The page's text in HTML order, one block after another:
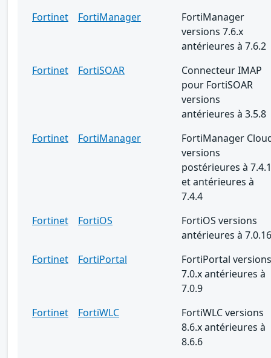
Fortinet
FortiManager
FortiManager
versions 7.6.x
antérieures à 7.6.2
Fortinet
FortiSOAR
Connecteur IMAP
pour FortiSOAR
versions
antérieures à 3.5.8
Fortinet
FortiManager
FortiManager
versions
postérieures à 7.4.1
et antérieures à
7.4.4
Fortinet
FortiOS
FortiOS versions
antérieures à 7.0.16
Fortinet
FortiPortal
FortiPortal versions
7.0.x antérieures à
7.0.9
Fortinet
FortiWLC
FortiWLC versions
8.6.x antérieures à
8.6.6